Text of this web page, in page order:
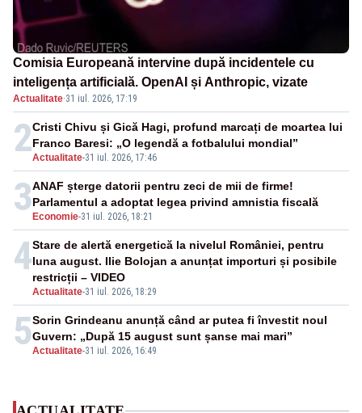
Comisia Europeană intervine după incidentele cu
inteligența artificială. OpenAI și Anthropic, vizate
Actualitate·31 iul. 2026, 17:19
2Actualitate-31 iul. 2026, 17:46
Cristi Chivu și Gică Hagi, profund marcați de moartea lui
Franco Baresi: „O legendă a fotbalului mondial”
3 Economie-31 iul. 2026, 18:21
ANAF șterge datorii pentru zeci de mii de firme!
Parlamentul a adoptat legea privind amnistia fiscală
4
Actualitate-31 iul. 2026, 18:29
Stare de alertă energetică la nivelul României, pentru
luna august. Ilie Bolojan a anunțat importuri și posibile
restricții – VIDEO
5Actualitate-31 iul. 2026, 16:49
Sorin Grindeanu anunță când ar putea fi învestit noul
Guvern: „După 15 august sunt șanse mai mari”